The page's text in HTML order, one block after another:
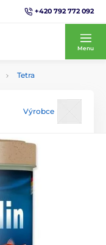
+420 792 772 092
Menu
Tetra
Výrobce